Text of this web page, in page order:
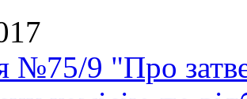
№75/9 "Про